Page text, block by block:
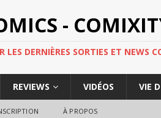
-
DERNIÈRES SORTIES ET NEWS
REVIEWS VIDÉOS VIE
À PROPOS